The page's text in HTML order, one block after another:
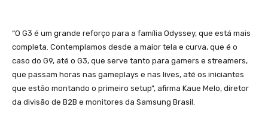
“O G3 é um grande reforço para a família Odyssey, que está mais
completa. Contemplamos desde a maior tela e curva, que é o
caso do G9, até o G3, que serve tanto para gamers e streamers,
que passam horas nas gameplays e nas lives, até os iniciantes
que estão montando o primeiro setup”, afirma Kaue Melo, diretor
da divisão de B2B e monitores da Samsung Brasil.